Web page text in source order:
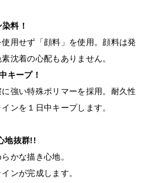
料！
用せず「顔料」を使用。顔料は発
沈着の心配もありません。
キープ！
強い特殊ポリマーを採用。耐久性
ンを１日中キープします。
地抜群!!
かな描き心地。
ンが完成します。